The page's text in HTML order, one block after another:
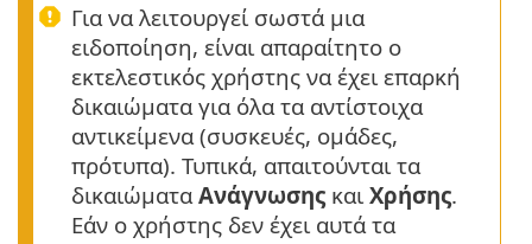
Για να λειτουργεί σωστά μια
ειδοποίηση, είναι απαραίτητο ο
εκτελεστικός χρήστης να έχει επαρκή
δικαιώματα για όλα τα αντίστοιχα
αντικείμενα (συσκευές, ομάδες,
πρότυπα). Τυπικά, απαιτούνται τα
δικαιώματα Ανάγνωσης και Χρήσης.
Εάν ο χρήστης δεν έχει αυτά τα